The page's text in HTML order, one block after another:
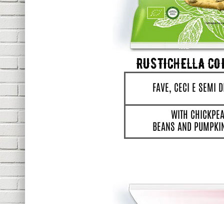
RUSTICHELLA
FAVE, CECI E SEMI
WITH
BEANS AND